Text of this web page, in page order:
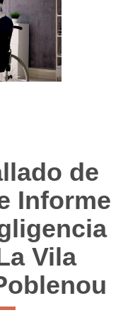
de
Informe
Vila